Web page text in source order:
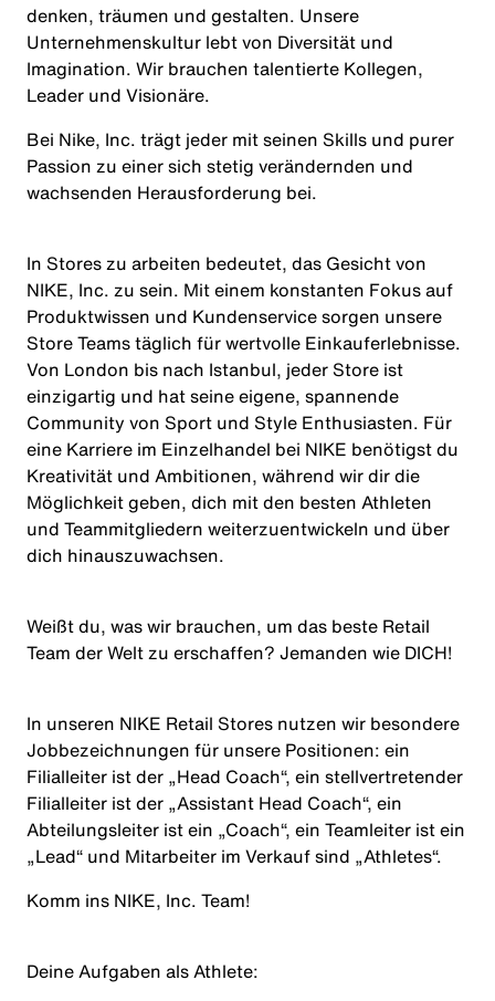
denken, träumen und gestalten. Unsere
Unternehmenskultur lebt von Diversität und
Imagination. Wir brauchen talentierte Kollegen,
Leader und Visionäre.
Bei Nike, Inc. trägt jeder mit seinen Skills und purer
Passion zu einer sich stetig verändernden und
wachsenden Herausforderung bei.
In Stores zu arbeiten bedeutet, das Gesicht von
NIKE, Inc. zu sein. Mit einem konstanten Fokus auf
Produktwissen und Kundenservice sorgen unsere
Store Teams täglich für wertvolle Einkauferlebnisse.
Von London bis nach Istanbul, jeder Store ist
einzigartig und hat seine eigene, spannende
Community von Sport und Style Enthusiasten. Für
eine Karriere im Einzelhandel bei NIKE benötigst du
Kreativität und Ambitionen, während wir dir die
Möglichkeit geben, dich mit den besten Athleten
und Teammitgliedern weiterzuentwickeln und über
dich hinauszuwachsen.
Weißt du, was wir brauchen, um das beste Retail
Team der Welt zu erschaffen? Jemanden wie DICH!
In unseren NIKE Retail Stores nutzen wir besondere
Jobbezeichnungen für unsere Positionen: ein
Filialleiter ist der „Head Coach“, ein stellvertretender
Filialleiter ist der „Assistant Head Coach“, ein
Abteilungsleiter ist ein „Coach“, ein Teamleiter ist ein
„Lead“ und Mitarbeiter im Verkauf sind „Athletes“.
Komm ins NIKE, Inc. Team!
Deine Aufgaben alsAthlete: